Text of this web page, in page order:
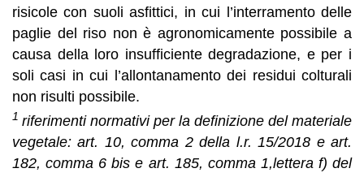
risicole con suoli asfittici, in cui l’interramento delle
paglie del riso non è agronomicamente possibile a
causa della loro insufficiente degradazione, e per i
soli casi in cui l’allontanamento dei residui colturali
non risulti possibile.
1 riferimenti normativi per la definizione del materiale
vegetale: art. 10, comma 2 della l.r. 15/2018 e art.
182, comma 6 bis e art. 185, comma 1,lettera f) del